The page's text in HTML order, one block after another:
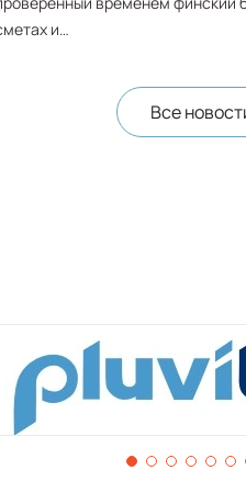
и…
Все